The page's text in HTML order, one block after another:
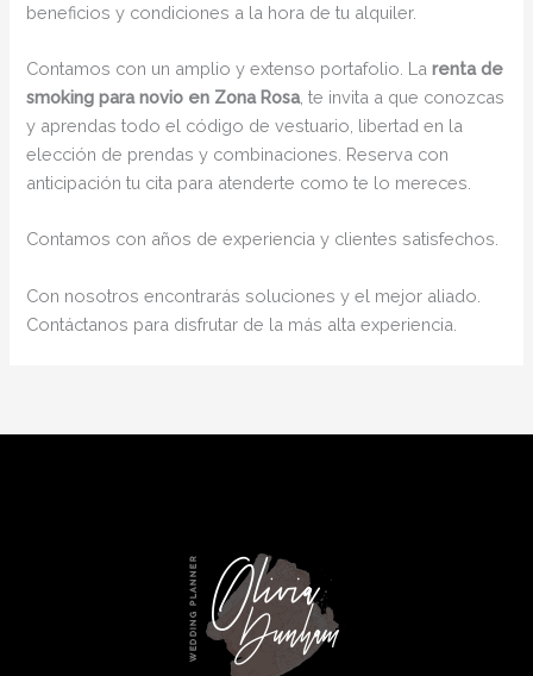
beneficios y condiciones a la hora de tu alquiler.
Contamos con un amplio y extenso portafolio. Larenta de
smoking para novio en Zona Rosa, te invita a que conozcas
y aprendas todo el código de vestuario, libertad en la
elección de prendas y combinaciones. Reserva con
anticipación tu cita para atenderte como te lo mereces.
Contamos con años de experiencia y clientes satisfechos.
Con nosotros encontrarás soluciones y el mejor aliado.
Contáctanos para disfrutar de la más alta experiencia.